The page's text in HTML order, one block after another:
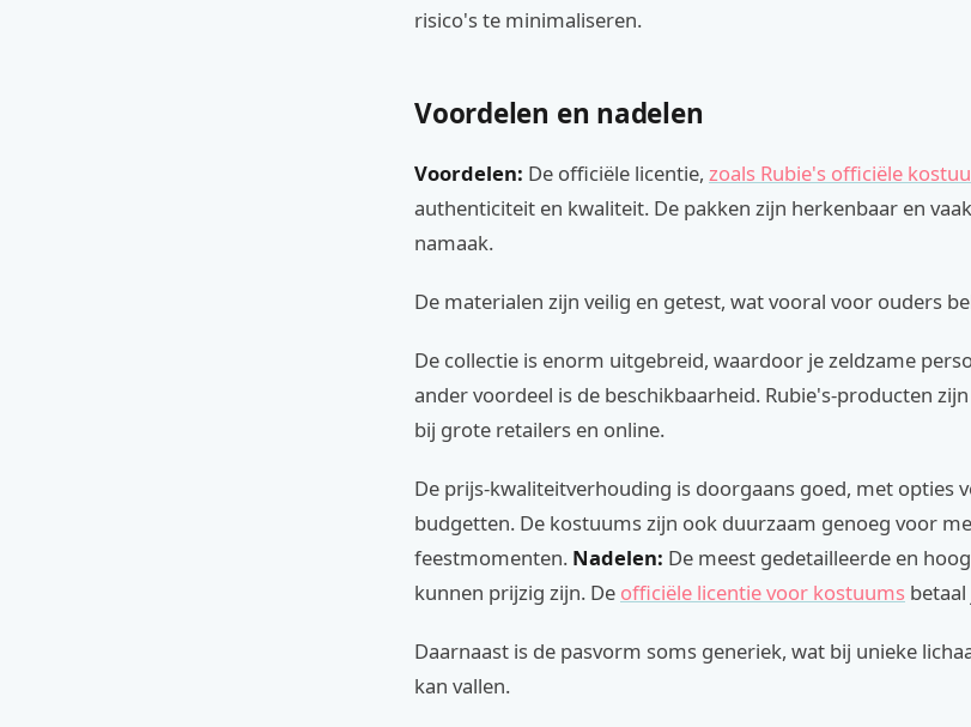
risico's te minimaliseren.
Voordelen en nadelen
Voordelen: De officiële licentie, zoals Rubie's officiële
authenticiteit en kwaliteit. De pakken zijn herkenbaar en
namaak.
De materialen zijn veilig en getest, wat vooral voor ouders
De collectie is enorm uitgebreid, waardoor je zeldzame
ander voordeel is de beschikbaarheid. Rubie's-producten
bij grote retailers en online.
De prijs-kwaliteitverhouding is doorgaans goed, met opties
budgetten. De kostuums zijn ook duurzaam genoeg voor
feestmomenten. Nadelen: De meest gedetailleerde en
kunnen prijzig zijn. De officiële licentie voor kostuums
Daarnaast is de pasvorm soms generiek, wat bij unieke
kan vallen.